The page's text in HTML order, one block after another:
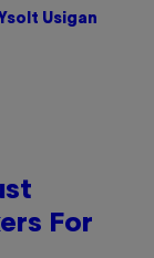
Ysolt Usigan
For